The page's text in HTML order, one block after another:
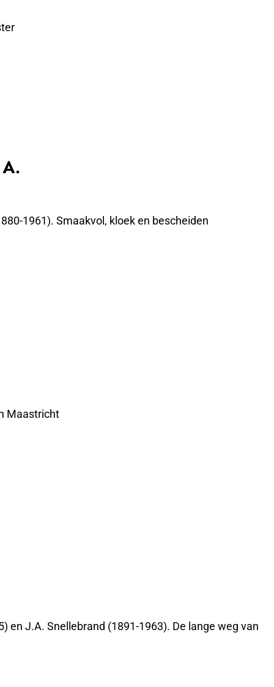
1961). Smaakvol, kloek en bescheiden
Maastricht
en J.A. Snellebrand (1891-1963). De lange weg van